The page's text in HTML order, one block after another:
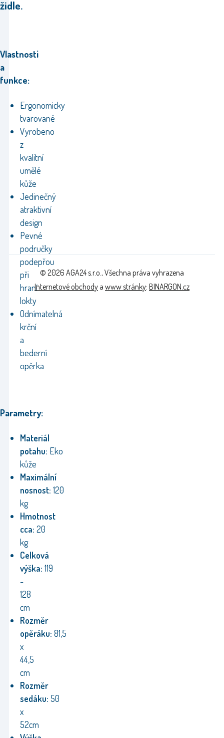
židle.
Vlastnosti
a
funkce:
Ergonomicky
tvarované
Vyrobeno
z
kvalitní
umělé
kůže
Jedinečný
atraktivní
design
Pevné
područky
podepřou
při
hraní
lokty
Odnímatelná
krční
a
bederní
opěrka
Parametry:
Materiál
potahu: Eko
kůže
Maximální
nosnost: 120
kg
Hmotnost
cca: 20
kg
Celková
výška: 119
-
128
cm
Rozměr
opěráku: 81,5
x
44,5
cm
Rozměr
sedáku: 50
x
52cm
© 2026 AGA24 s.r.o., Všechna práva vyhrazena
Internetové obchody a www stránky: BINARGON.cz